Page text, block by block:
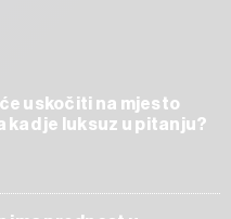
uskočiti na mjesto
kad je luksuz u pitanju?